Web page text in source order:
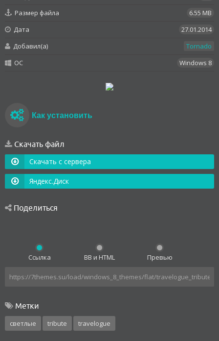
Размер файла
6.55 MB
Дата
27.01.2014
Добавил(а)
Tornado
OC
Windows 8
Как установить
Скачать файл
Скачать с сервера
Яндекс.Диск
Поделиться
Ссылка BB и HTML Превью
Метки
светлые tribute travelogue